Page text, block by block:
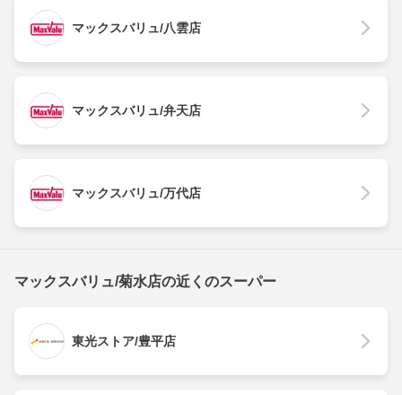
マックスバリュ/八雲店
マックスバリュ/弁天店
マックスバリュ/万代店
マックスバリュ/菊水店の近くのスーパー
東光ストア/豊平店